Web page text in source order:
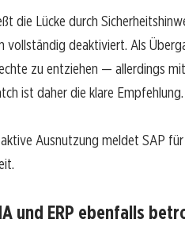
die Lücke durch
vollständig deaktiviert. Als
zu entziehen — allerdings
ist daher die klare Empfehlung.
Ausnutzung meldet SAP
und ERP ebenfalls